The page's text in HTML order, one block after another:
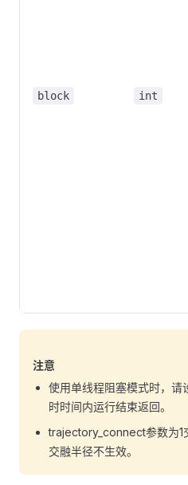
block int
注意
使用单线程阻塞模式时，请
时时间内运行结束返回。
trajectory_connect参数为1
交融半径不生效。